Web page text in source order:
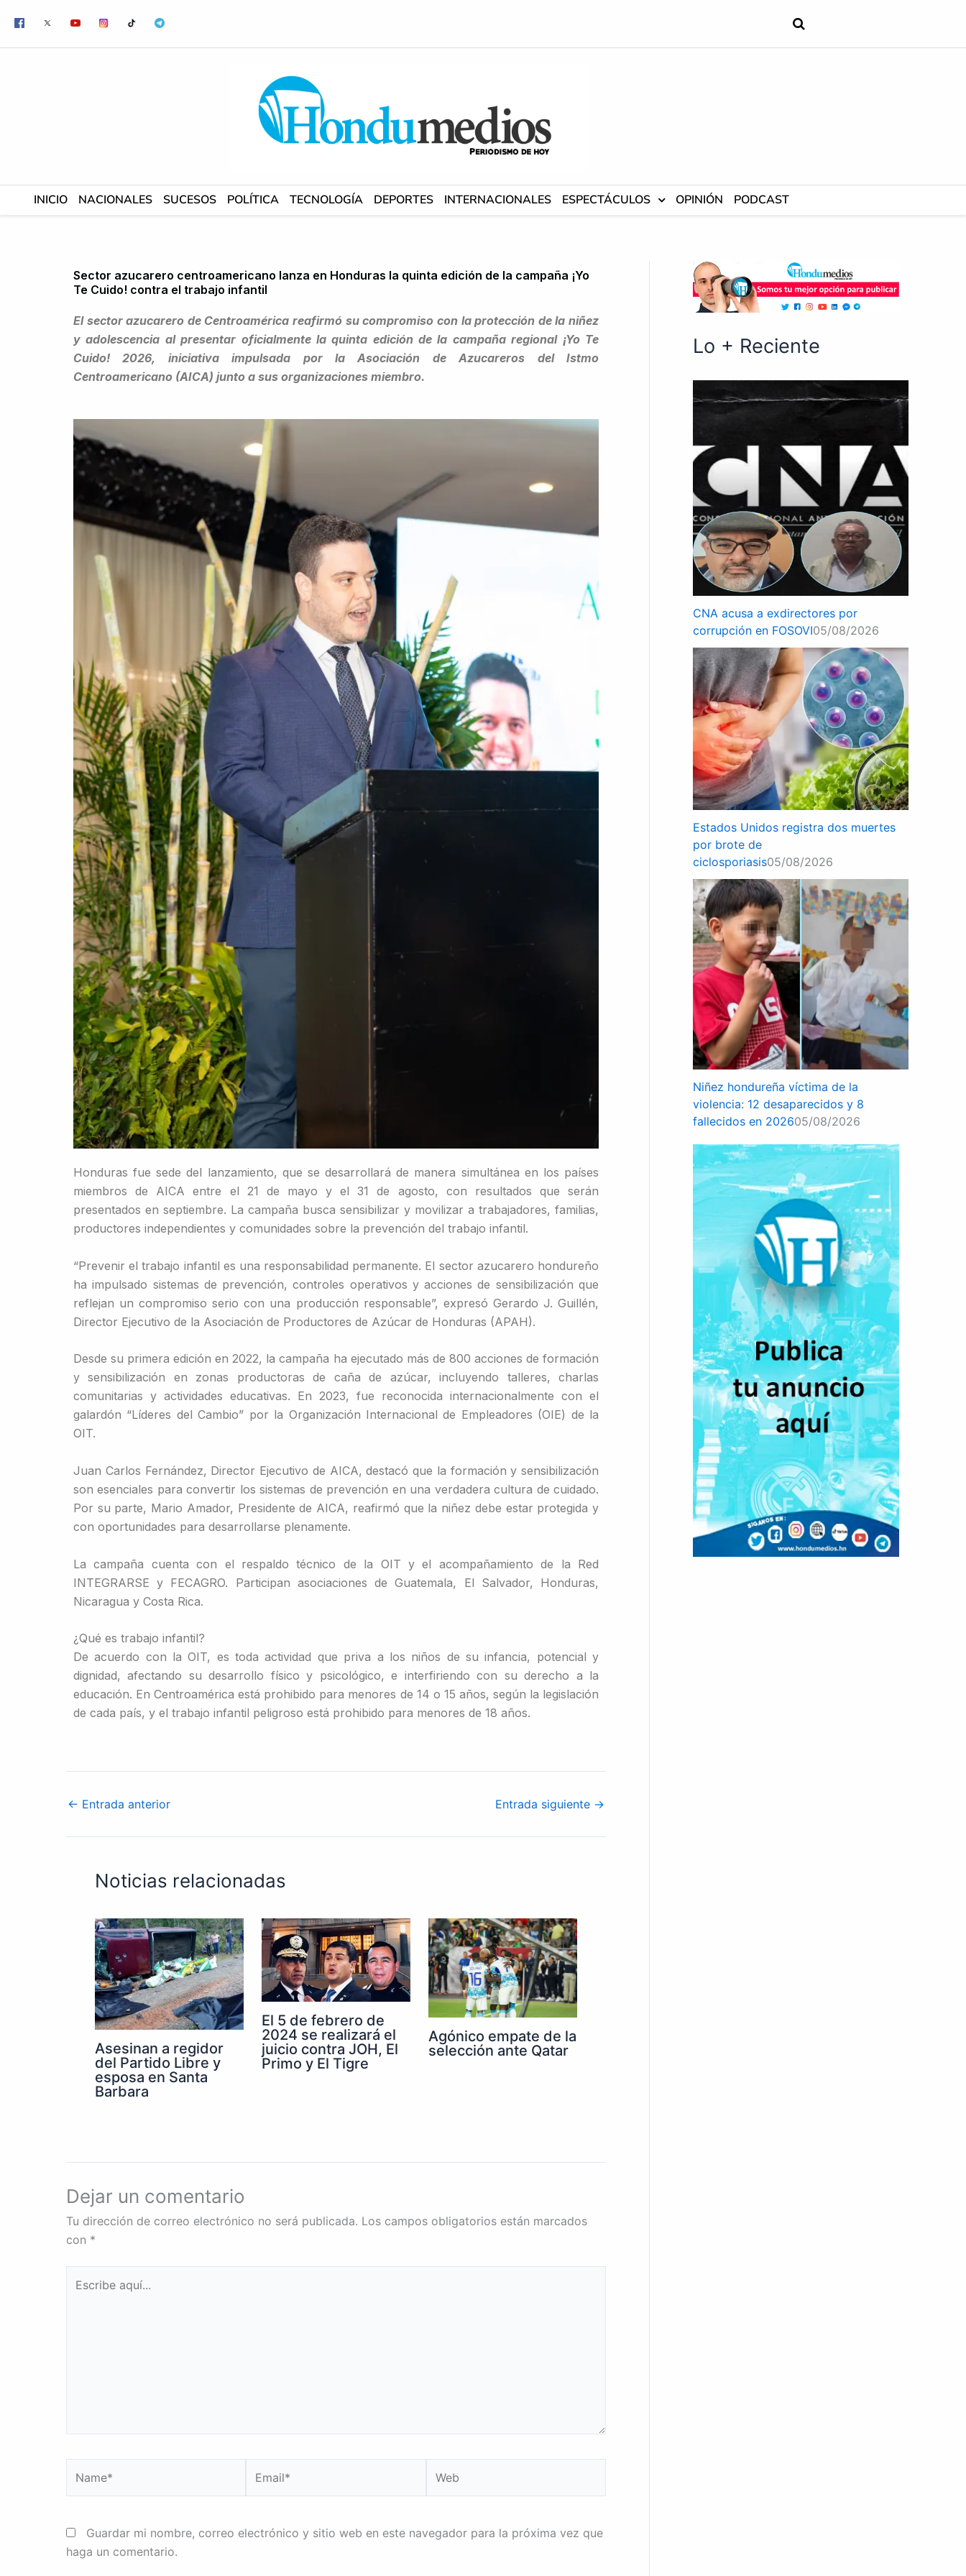
contenido
INICIO NACIONALES SUCESOS POLÍTICA TECNOLOGÍA DEPORTES INTERNACIONALES ESPECTÁCULOS OPINIÓN PODCAST
Sector azucarero centroamericano lanza en Honduras la quinta edición de la campaña ¡Yo
Te Cuido! contra el trabajo infantil
El sector azucarero de Centroamérica reafirmó su compromiso con la protección de la niñez
y adolescencia al presentar oficialmente la quinta edición de la campaña regional ¡Yo Te
Cuido! 2026, iniciativa impulsada por la Asociación de Azucareros del Istmo
Centroamericano (AICA) junto a sus organizaciones miembro.
Honduras fue sede del lanzamiento, que se desarrollará de manera simultánea en los países
miembros de AICA entre el 21 de mayo y el 31 de agosto, con resultados que serán
presentados en septiembre. La campaña busca sensibilizar y movilizar a trabajadores, familias,
productores independientes y comunidades sobre la prevención del trabajo infantil.
“Prevenir el trabajo infantil es una responsabilidad permanente. El sector azucarero hondureño
ha impulsado sistemas de prevención, controles operativos y acciones de sensibilización que
reflejan un compromiso serio con una producción responsable”, expresó Gerardo J. Guillén,
Director Ejecutivo de la Asociación de Productores de Azúcar de Honduras (APAH).
Desde su primera edición en 2022, la campaña ha ejecutado más de 800 acciones de formación
y sensibilización en zonas productoras de caña de azúcar, incluyendo talleres, charlas
comunitarias y actividades educativas. En 2023, fue reconocida internacionalmente con el
galardón “Líderes del Cambio” por la Organización Internacional de Empleadores (OIE) de la
OIT.
Juan Carlos Fernández, Director Ejecutivo de AICA, destacó que la formación y sensibilización
son esenciales para convertir los sistemas de prevención en una verdadera cultura de cuidado.
Por su parte, Mario Amador, Presidente de AICA, reafirmó que la niñez debe estar protegida y
con oportunidades para desarrollarse plenamente.
La campaña cuenta con el respaldo técnico de la OIT y el acompañamiento de la Red
INTEGRARSE y FECAGRO. Participan asociaciones de Guatemala, El Salvador, Honduras,
Nicaragua y Costa Rica.
¿Qué es trabajo infantil?
De acuerdo con la OIT, es toda actividad que priva a los niños de su infancia, potencial y
dignidad, afectando su desarrollo físico y psicológico, e interfiriendo con su derecho a la
educación. En Centroamérica está prohibido para menores de 14 o 15 años, según la legislación
de cada país, y el trabajo infantil peligroso está prohibido para menores de 18 años.
← Entrada anterior Entrada siguiente →
Noticias relacionadas
Asesinan a regidor
del Partido Libre y
esposa en Santa
Barbara
El 5 de febrero de
2024 se realizará el
juicio contra JOH, El
Primo y El Tigre
Agónico empate de la
selección ante Qatar
Dejar un comentario
Tu dirección de correo electrónico no será publicada. Los campos obligatorios están marcados
con *
aquí...
Guardar mi nombre, correo electrónico y sitio web en este navegador para la próxima vez que
haga un comentario.
Lo + Reciente
CNA acusa a exdirectores por
corrupción en FOSOVI05/08/2026
Estados Unidos registra dos muertes
por brote de
ciclosporiasis05/08/2026
Niñez hondureña víctima de la
violencia: 12 desaparecidos y 8
fallecidos en 202605/08/2026